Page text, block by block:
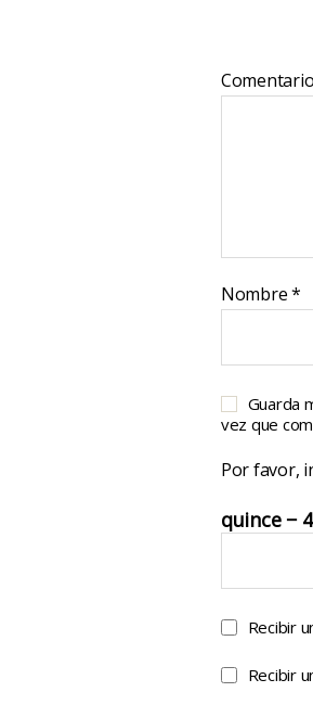
Nombre*
Guarda
vez que
Por favor,
quince −
Recibir
Recibir